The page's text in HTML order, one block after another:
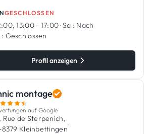
GESCHLOSSEN
13:00 - 17:00·Sa : Nach
Geschlossen
Profil anzeigen
montage
auf Google
Rue de Sterpenich,
8379 Kleinbettingen
·